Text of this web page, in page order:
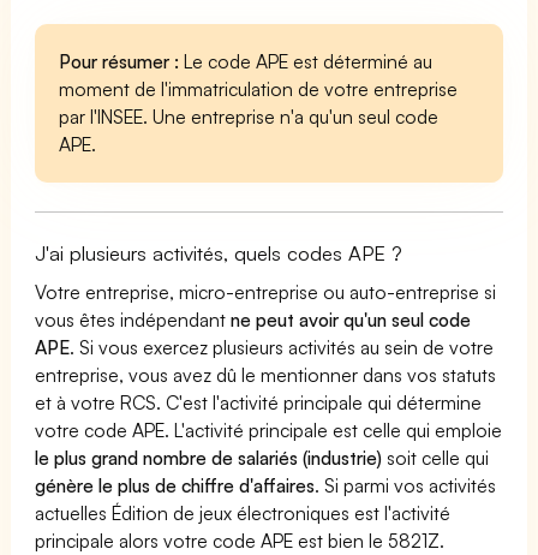
Pour résumer : Le code APE est déterminé au
moment de l'immatriculation de votre entreprise
par l'INSEE. Une entreprise n'a qu'un seul code
APE.
J'ai plusieurs activités, quels codes APE ?
Votre entreprise, micro-entreprise ou auto-entreprise si
vous êtes indépendantne peut avoir qu'un seul code
APE. Si vous exercez plusieurs activités au sein de votre
entreprise, vous avez dû le mentionner dans vos statuts
et à votre RCS. C'est l'activité principale qui détermine
votre code APE. L'activité principale est celle qui emploie
le plus grand nombre de salariés (industrie) soit celle qui
génère le plus de chiffre d'affaires. Si parmi vos activités
actuelles Édition de jeux électroniques est l'activité
principale alors votre code APE est bien le 5821Z.